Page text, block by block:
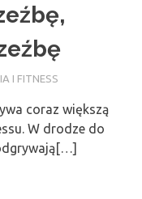
I FITNESS
coraz większą
W drodze do